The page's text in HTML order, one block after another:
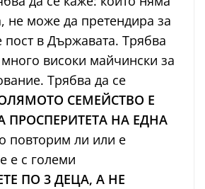
не може да претендира за
пост в Държавата. Трябва
високи майчински за
Трябва да се
СЕМЕЙСТВО Е
ПРОСПЕРИТЕТА НА ЕДНА
повторим ли или е
е с големи
ПО 3 ДЕЦА, А НЕ